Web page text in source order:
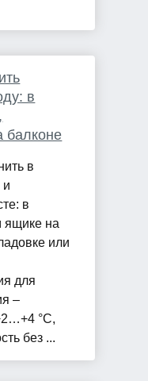
в
балконе
в
и
в
ящике на
или
для
–
°C,
без ...